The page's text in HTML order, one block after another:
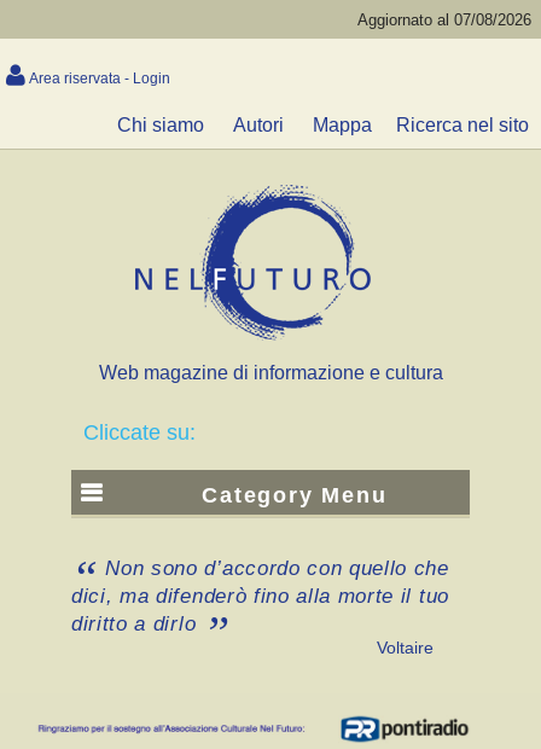
Aggiornato al 07/08/2026
Area riservata - Login
Chi siamo Autori Mappa Ricerca nel sito
Web magazine di informazione e cultura
Cliccate su:
Category Menu
Non sono d’accordo con quello che
dici, ma difenderò fino alla morte il tuo
diritto a dirlo
Voltaire